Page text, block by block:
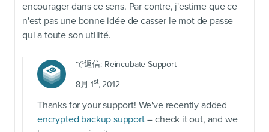
encourager dans ce sens. Par contre, j'estime que ce
n'est pas une bonne idée de casser le mot de passe
qui a toute son utilité.
で返信: Reincubate Support
8月 1st, 2012
Thanks for your support! We've recently added
encrypted backup support-- check it out, and we